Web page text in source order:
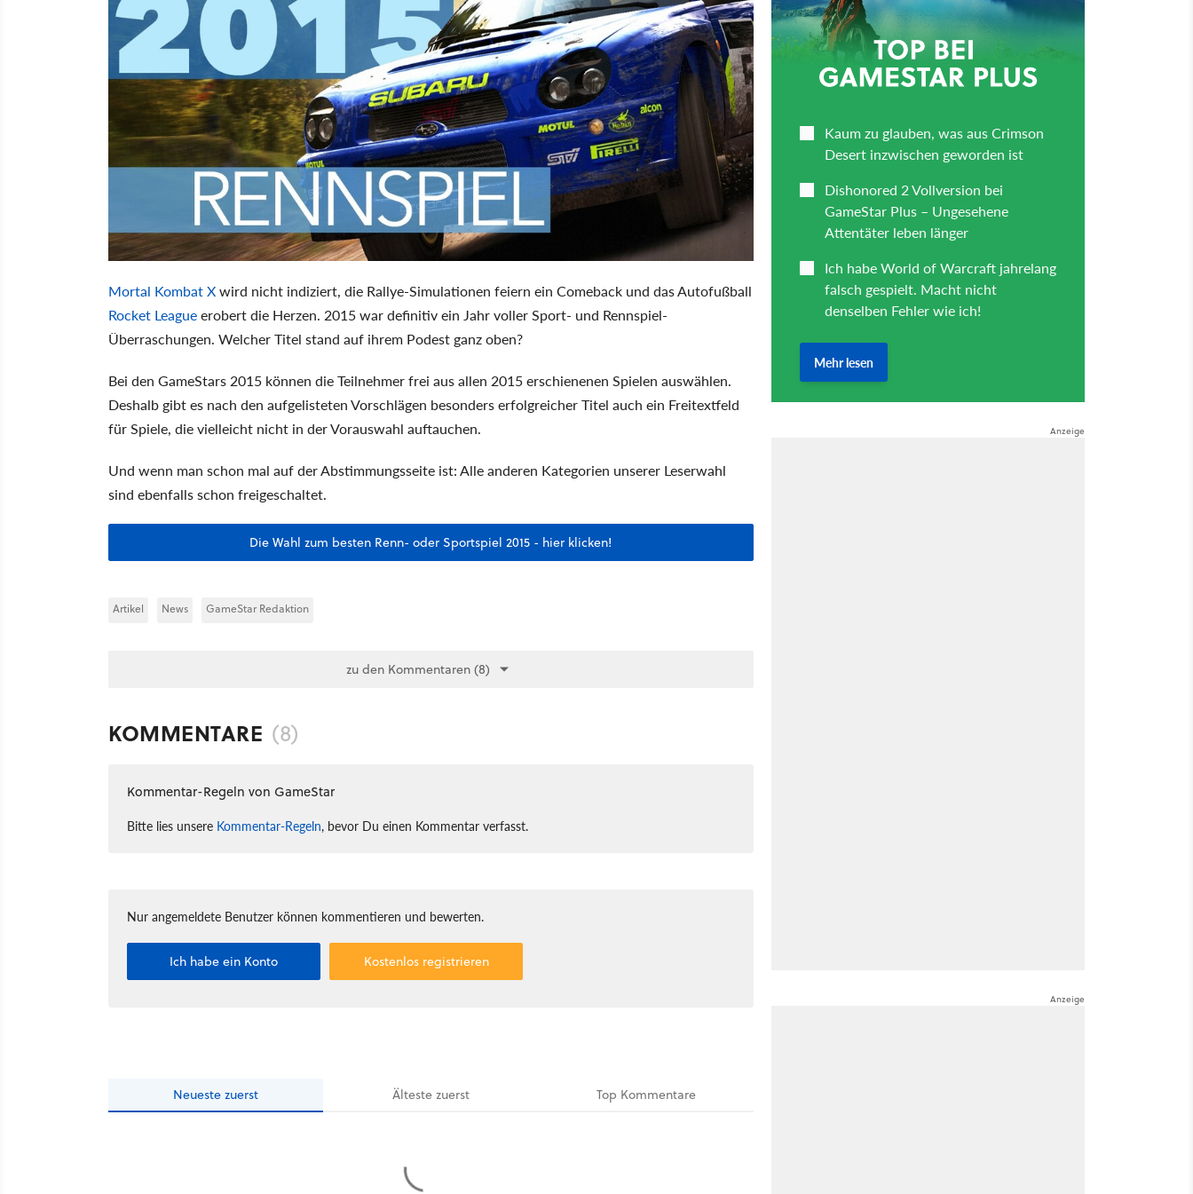
Mortal Kombat Xwird nicht indiziert, die Rallye-Simulationen feiern ein Comeback und das Autofußball
Rocket Leagueerobert die Herzen. 2015 war definitiv ein Jahr voller Sport- und Rennspiel-
Überraschungen. Welcher Titel stand auf ihrem Podest ganz oben?
Bei den GameStars 2015 können die Teilnehmer frei aus allen 2015 erschienenen Spielen auswählen.
Deshalb gibt es nach den aufgelisteten Vorschlägen besonders erfolgreicher Titel auch ein Freitextfeld
für Spiele, die vielleicht nicht in der Vorauswahl auftauchen.
Und wenn man schon mal auf der Abstimmungsseite ist: Alle anderen Kategorien unserer Leserwahl
sind ebenfalls schon freigeschaltet.
Die Wahl zum besten Renn- oder Sportspiel 2015 - hier klicken!
Artikel News GameStar Redaktion
zu den Kommentaren (8)
KOMMENTARE (8)
Kommentar-Regeln von GameStar
Bitte lies unsere Kommentar-Regeln, bevor Du einen Kommentar verfasst.
Nur angemeldete Benutzer können kommentieren und bewerten.
Ich habe ein Konto Kostenlos registrieren
Neueste zuerst Ältestezuerst Top Kommentare